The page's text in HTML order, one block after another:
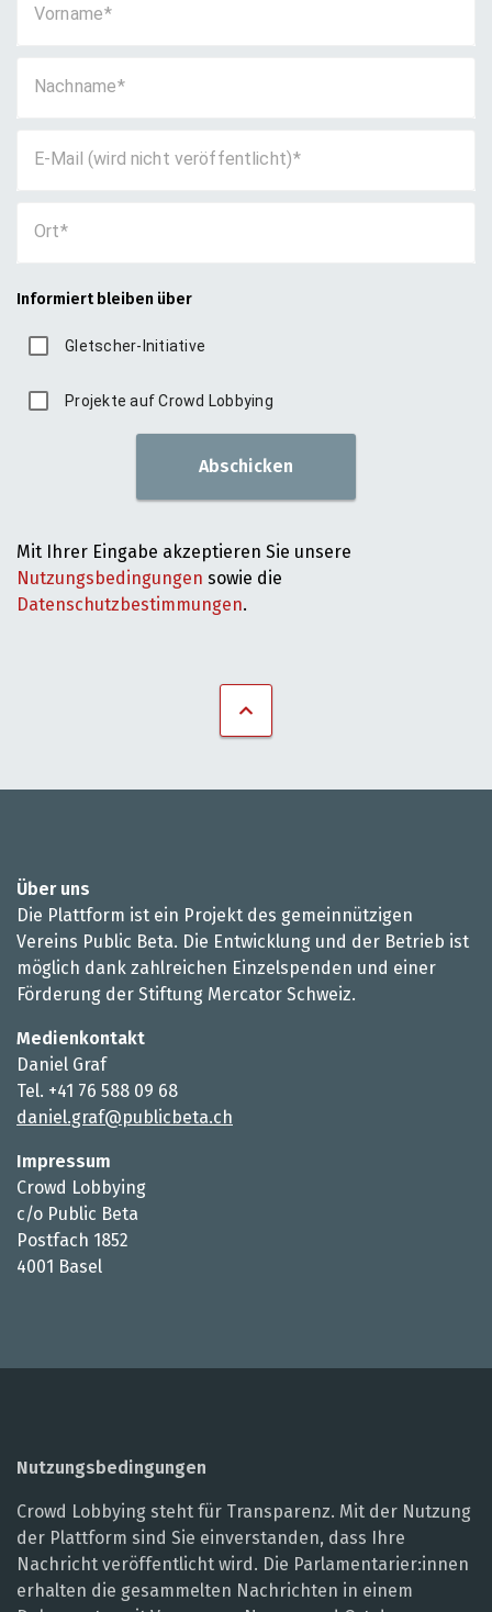
Vorname
Nachname
E-Mail (wird nicht veröffentlicht)
Ort
Informiert bleiben über
Gletscher-Initiative
Projekte auf Crowd Lobbying
Abschicken
Mit Ihrer Eingabe akzeptieren Sie unsere
Nutzungsbedingungen sowie die
Datenschutzbestimmungen.
Über uns
Die Plattform ist ein Projekt des gemeinnützigen
Vereins Public Beta. Die Entwicklung und der Betrieb ist
möglich dank zahlreichen Einzelspenden und einer
Förderung der Stiftung Mercator Schweiz.
Medienkontakt
Daniel Graf
Tel. +41 76 588 09 68
daniel.graf@publicbeta.ch
Impressum
Crowd Lobbying
c/o Public Beta
Postfach 1852
4001 Basel
Nutzungsbedingungen
Crowd Lobbying steht für Transparenz. Mit der Nutzung
der Plattform sind Sie einverstanden, dass Ihre
Nachricht veröffentlicht wird. Die Parlamentarier:innen
erhalten die gesammelten Nachrichten in einem